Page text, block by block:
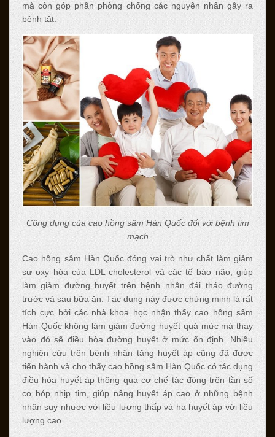
mà còn góp phần phòng chống các nguyên nhân gây ra
bệnh tật.
Công dụng của cao hồng sâm Hàn Quốc đối với bệnh tim
mạch
Cao hồng sâm Hàn Quốc đóng vai trò như chất làm giảm
sự oxy hóa của LDL cholesterol và các tế bào não, giúp
làm giảm đường huyết trên bệnh nhân đái tháo đường
trước và sau bữa ăn. Tác dụng này được chứng minh là rất
tích cực bởi các nhà khoa học nhận thấy cao hồng sâm
Hàn Quốc không làm giảm đường huyết quá mức mà thay
vào đó sẽ điều hòa đường huyết ở mức ổn định. Nhiều
nghiên cứu trên bệnh nhân tăng huyết áp cũng đã được
tiến hành và cho thấy cao hồng sâm Hàn Quốc có tác dụng
điều hòa huyết áp thông qua cơ chế tác động trên tần số
co bóp nhịp tim, giúp nâng huyết áp cao ở những bệnh
nhân suy nhược với liều lượng thấp và hạ huyết áp với liều
lượng cao.